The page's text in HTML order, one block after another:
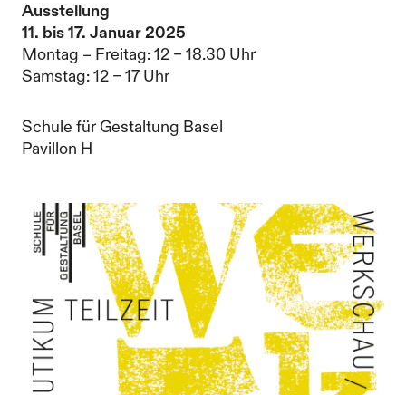
Ausstellung
11. bis 17. Januar 2025
Montag – Freitag: 12 – 18.30 Uhr
Samstag: 12 – 17 Uhr
Schule für Gestaltung Basel
Pavillon H